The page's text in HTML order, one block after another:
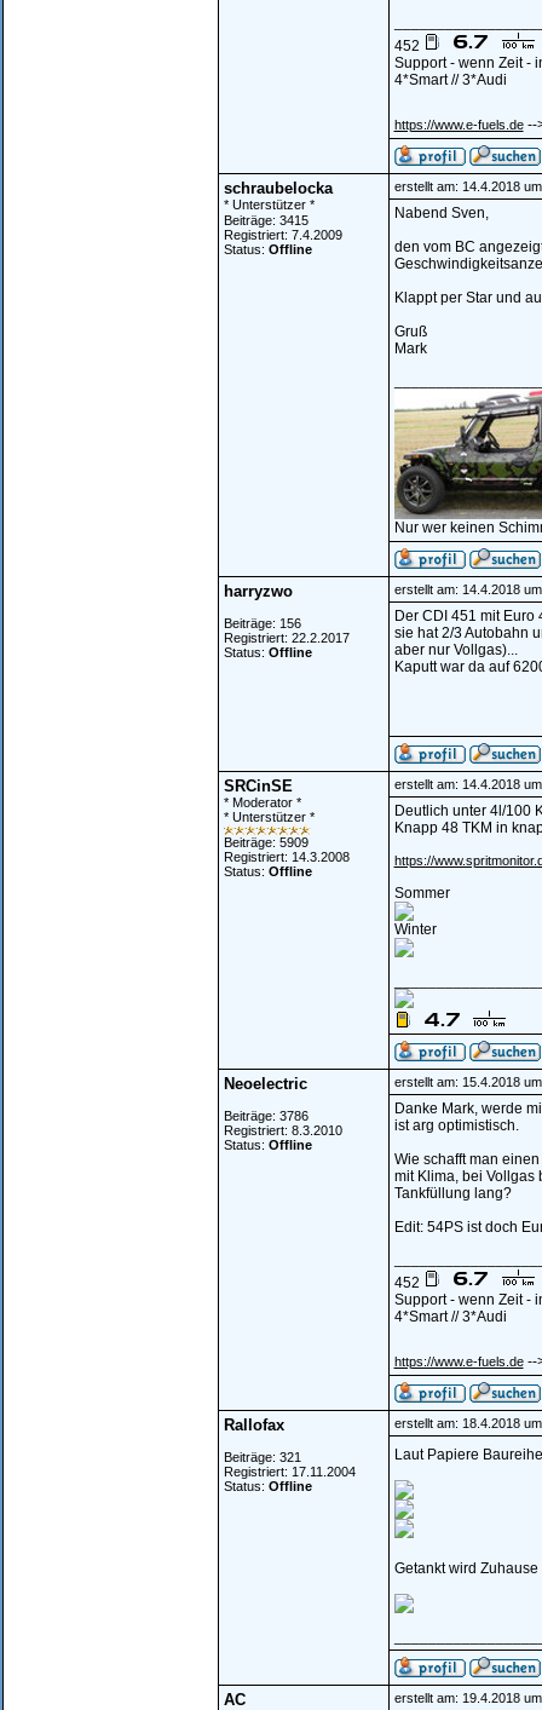
452
Support - wenn Zeit -
4*Smart // 3*Audi
https://www.e-fuels.de--
schraubelocka
* Unterstützer *
Beiträge: 3415
Registriert: 7.4.2009
Status: Offline
erstellt am: 14.4.2018
Nabend Sven,
den vom BC
Klappt per Star und
Gruß
Mark
Nur wer keinen
harryzwo
Beiträge: 156
Registriert: 22.2.2017
Status: Offline
erstellt am: 14.4.2018
Der CDI 451 mit
sie hat 2/3 Autobahn
aber nur Vollgas)...
Kaputt war da auf
SRCinSE
* Moderator *
* Unterstützer *
Beiträge: 5909
Registriert: 14.3.2008
Status: Offline
erstellt am: 14.4.2018
Deutlich unter 4l/100
Knapp 48 TKM in
https://
Sommer
Winter
Neoelectric
Beiträge: 3786
Registriert: 8.3.2010
Status: Offline
erstellt am: 15.4.2018
Danke Mark, werde
ist arg optimistisch.
Wie schafft man
mit Klima, bei Vollgas
Tankfüllung lang?
Edit: 54PS ist doch
452
Support - wenn Zeit -
4*Smart // 3*Audi
https://www.e-fuels.de--
Rallofax
Beiträge: 321
Registriert: 17.11.2004
Status: Offline
erstellt am: 18.4.2018
Laut Papiere
Getankt wird Zuhause
AC erstellt am: 19.4.2018